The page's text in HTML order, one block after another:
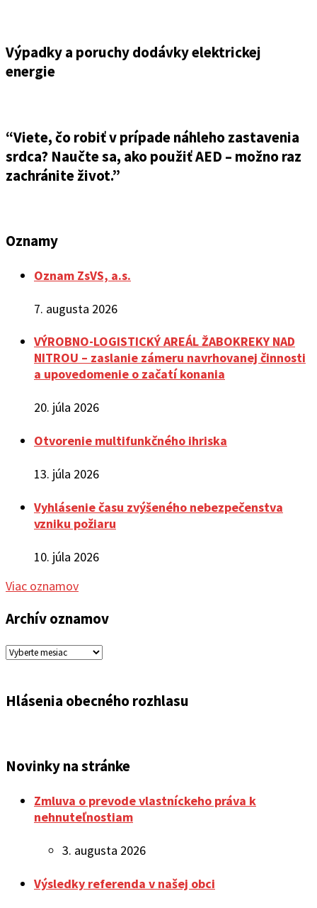
Výpadky a poruchy dodávky elektrickej
energie
“Viete, čo robiť v prípade náhleho zastavenia
srdca? Naučte sa, ako použiť AED – možno raz
zachránite život.”
Oznamy
Oznam ZsVS, a.s.
7. augusta 2026
VÝROBNO-LOGISTICKÝ AREÁL ŽABOKREKY NAD
NITROU – zaslanie zámeru navrhovanej činnosti
a upovedomenie o začatí konania
20. júla 2026
Otvorenie multifunkčného ihriska
13. júla 2026
Vyhlásenie času zvýšeného nebezpečenstva
vzniku požiaru
10. júla 2026
Viac oznamov
Archív oznamov
Archív
Hlásenia obecného rozhlasu
Novinky na stránke
Zmluva o prevode vlastníckeho práva k
nehnuteľnostiam
3. augusta 2026
Výsledky referenda v našej obci